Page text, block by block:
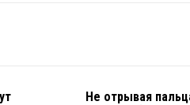
Не отрывая